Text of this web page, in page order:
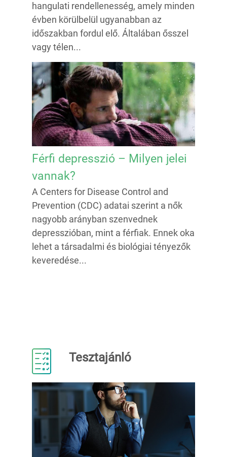
hangulati rendellenesség, amely minden
évben körülbelül ugyanabban az
időszakban fordul elő. Általában ősszel
vagy télen...
Férfi depresszió – Milyen jelei
vannak?
A Centers for Disease Control and
Prevention (CDC) adatai szerint a nők
nagyobb arányban szenvednek
depresszióban, mint a férfiak. Ennek oka
lehet a társadalmi és biológiai tényezők
keveredése...
Tesztajánló